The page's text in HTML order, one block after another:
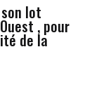
lot
, pour
de la